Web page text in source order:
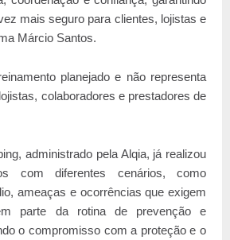
mais seguro para clientes, lojistas e
Márcio Santos.
planejado e não representa
colaboradores e prestadores de
administrado pela Alqia, já realizou
com diferentes cenários, como
ameaças e ocorrências que exigem
parte da rotina de prevenção e
o compromisso com a proteção e o